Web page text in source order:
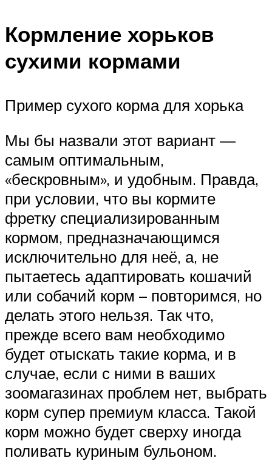
Кормление хорьков
сухими кормами
Пример сухого корма для хорька
Мы бы назвали этот вариант —
самым оптимальным,
«бескровным», и удобным. Правда,
при условии, что вы кормите
фретку специализированным
кормом, предназначающимся
исключительно для неё, а, не
пытаетесь адаптировать кошачий
или собачий корм – повторимся, но
делать этого нельзя. Так что,
прежде всего вам необходимо
будет отыскать такие корма, и в
случае, если с ними в ваших
зоомагазинах проблем нет, выбрать
корм супер премиум класса. Такой
корм можно будет сверху иногда
поливать куриным бульоном.